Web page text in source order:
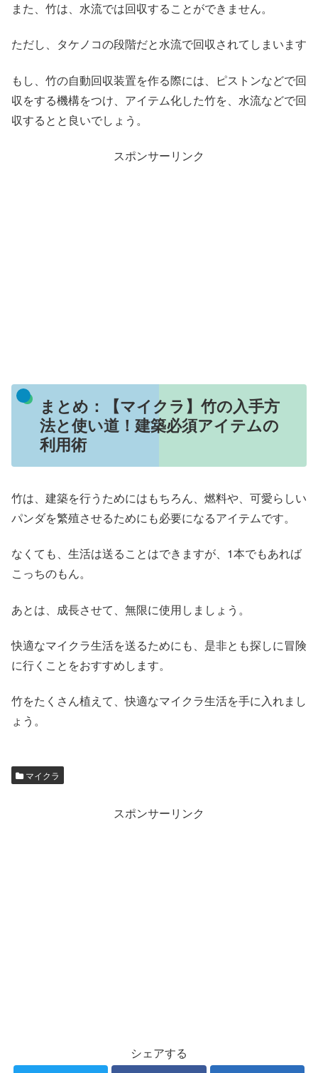
また、竹は、水流では回収することができません。
ただし、タケノコの段階だと水流で回収されてしまいます
もし、竹の自動回収装置を作る際には、ピストンなどで回
収をする機構をつけ、アイテム化した竹を、水流などで回
収するとと良いでしょう。
スポンサーリンク
まとめ：【マイクラ】竹の入手方
法と使い道！建築必須アイテムの
利用術
竹は、建築を行うためにはもちろん、燃料や、可愛らしい
パンダを繁殖させるためにも必要になるアイテムです。
なくても、生活は送ることはできますが、1本でもあれば
こっちのもん。
あとは、成長させて、無限に使用しましょう。
快適なマイクラ生活を送るためにも、是非とも探しに冒険
に行くことをおすすめします。
竹をたくさん植えて、快適なマイクラ生活を手に入れまし
ょう。
マイクラ
スポンサーリンク
シェアする